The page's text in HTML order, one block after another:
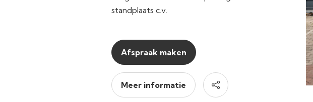
standplaats c.v.
Afspraak maken
Meer informatie